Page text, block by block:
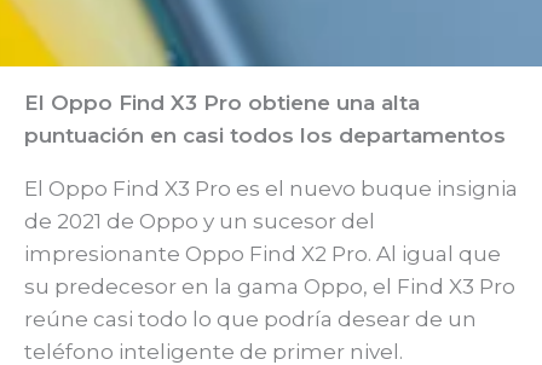
El Oppo Find X3 Pro obtiene una alta
puntuación en casi todos los departamentos
El Oppo Find X3 Pro es el nuevo buque insignia
de 2021 de Oppo y un sucesor del
impresionante Oppo Find X2 Pro. Al igual que
su predecesor en la gama Oppo, el Find X3 Pro
reúne casi todo lo que podría desear de un
teléfono inteligente de primer nivel.